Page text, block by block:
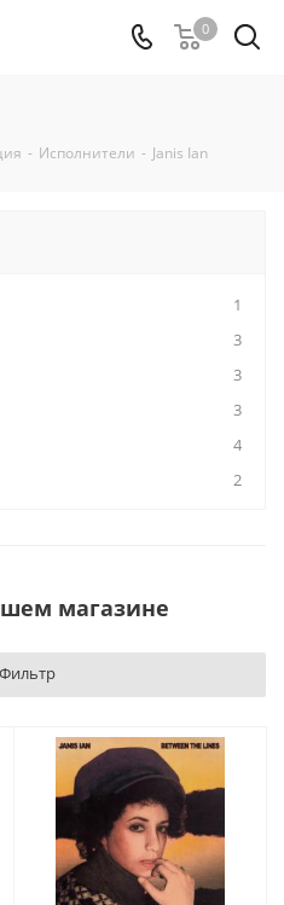
0
- Исполнители - Janis Ian
1
3
3
3
4
2
магазине
Фильтр